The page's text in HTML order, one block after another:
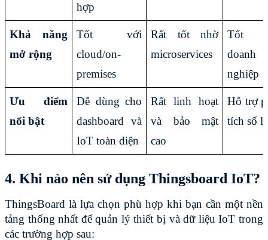
hợp
Khả năng
mở rộng
Tốt với
cloud/on-
premises
Rất tốt nhờ
microservices
Tốt
doanh
nghiệp
Ưu điểm
nổi bật
Dễ dùng cho
dashboard và
IoT toàn diện
Rất linh hoạt
và bảo mật
cao
Hỗ trợ
tích số
4. Khi nào nên sử dụng Thingsboard IoT?
ThingsBoard là lựa chọn phù hợp khi bạn cần một nền
tảng thống nhất để quản lý thiết bị và dữ liệu IoT trong
các trường hợp sau: